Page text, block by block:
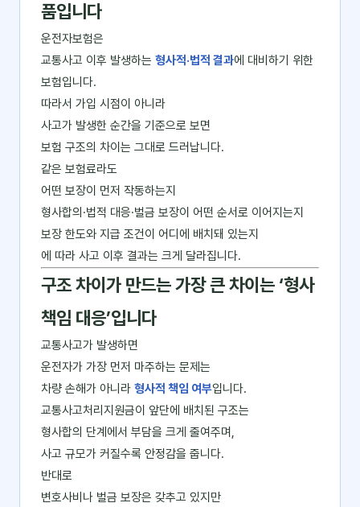
품입니다
운전자보험은
교통사고 이후 발생하는 형사적·법적 결과에 대비하기 위한
보험입니다.
따라서 가입 시점이 아니라
사고가 발생한 순간을 기준으로 보면
보험 구조의 차이는 그대로 드러납니다.
같은 보험료라도
어떤 보장이 먼저 작동하는지
형사합의·법적 대응·벌금 보장이 어떤 순서로 이어지는지
보장 한도와 지급 조건이 어디에 배치돼 있는지
에 따라 사고 이후 결과는 크게 달라집니다.
구조 차이가 만드는 가장 큰 차이는 ‘형사
책임 대응’입니다
교통사고가 발생하면
운전자가 가장 먼저 마주하는 문제는
차량 손해가 아니라 형사적 책임 여부입니다.
교통사고처리지원금이 앞단에 배치된 구조는
형사합의 단계에서 부담을 크게 줄여주며,
사고 규모가 커질수록 안정감을 줍니다.
반대로
변호사비나 벌금 보장은 갖추고 있지만